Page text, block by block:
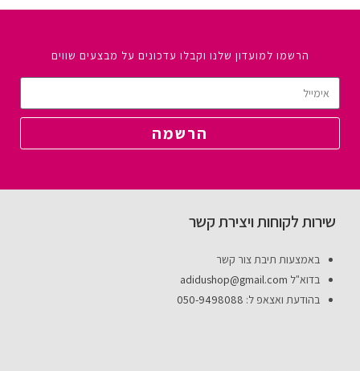
הרשמו למועדון שלנו וקבלו עדכונים על מבצעים שווים
הרשמה
שירות לקוחות ויצירת קשר
באמצעות תיבת צור קשר
בדוא"ל adidushop@gmail.com
בהודעת ואצאפ ל: 050-9498088